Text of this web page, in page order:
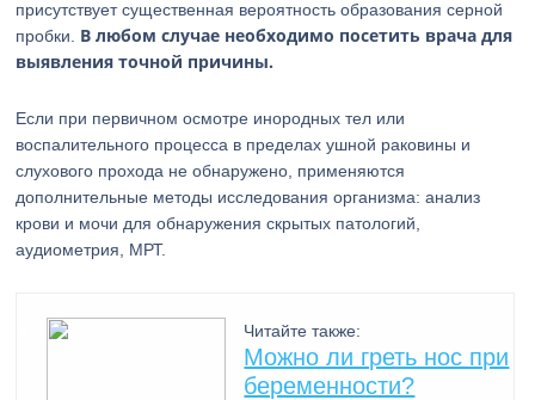
присутствует существенная вероятность образования серной
пробки. В любом случае необходимо посетить врача для
выявления точной причины.
Если при первичном осмотре инородных тел или
воспалительного процесса в пределах ушной раковины и
слухового прохода не обнаружено, применяются
дополнительные методы исследования организма: анализ
крови и мочи для обнаружения скрытых патологий,
аудиометрия, МРТ.
Читайте также:
Можно ли греть нос при
беременности?